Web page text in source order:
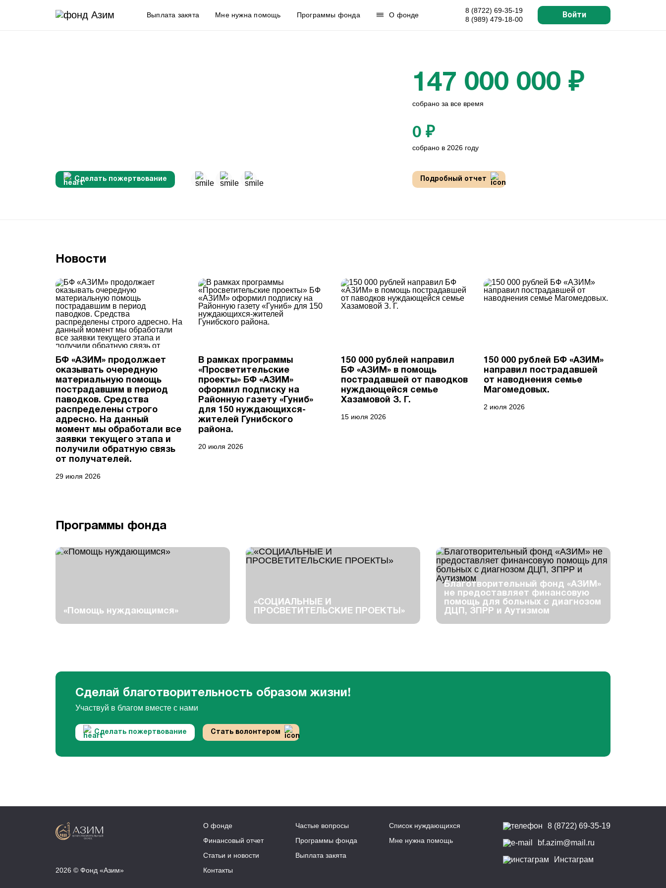
Выплата закята Мне нужна помощь Программы фонда О фонде
8 (8722) 69-35-19
8 (989) 479-18-00
Войти
147 000 000 ₽
собрано за все время
0 ₽
собрано в 2026 году
Сделать пожертвование Подробный отчет
Новости
БФ «АЗИМ» продолжает
оказывать очередную
материальную помощь
пострадавшим в период
паводков. Средства
распределены строго
адресно. На данный
момент мы обработали все
заявки текущего этапа и
получили обратную связь
от получателей.
29 июля 2026
В рамках программы
«Просветительские
проекты» БФ «АЗИМ»
оформил подписку на
Районную газету «Гуниб»
для 150 нуждающихся-
жителей Гунибского
района.
20 июля 2026
150 000 рублей направил
БФ «АЗИМ» в помощь
пострадавшей от паводков
нуждающейся семье
Хазамовой З. Г.
15 июля 2026
150 000 рублей БФ «АЗИМ»
направил пострадавшей
от наводнения семье
Магомедовых.
2 июля 2026
Программы фонда
«Помощь нуждающимся»
«СОЦИАЛЬНЫЕ И
ПРОСВЕТИТЕЛЬСКИЕ ПРОЕКТЫ»
Благотворительный фонд «АЗИМ»
не предоставляет финансовую
помощь для больных с диагнозом
ДЦП, ЗПРР и Аутизмом
Сделай благотворительность образом жизни!
Участвуй в благом вместе с нами
Сделать пожертвование Стать волонтером
2026 © Фонд «Азим»
О фонде
Финансовый отчет
Статьи и новости
Контакты
Частые вопросы
Программы фонда
Выплата закята
Список нуждающихся
Мне нужна помощь
8 (8722) 69-35-19
bf.azim@mail.ru
Инстаграм